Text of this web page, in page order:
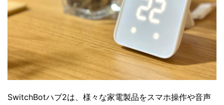
SwitchBotハブ2は、様々な家電製品をスマホ操作や音声